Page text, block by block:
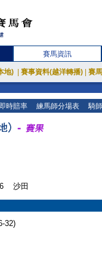
賽馬資訊
地) 賽事資料(越洋轉播) 賽
即時賠率 練馬師分場表 騎
沙田
32)